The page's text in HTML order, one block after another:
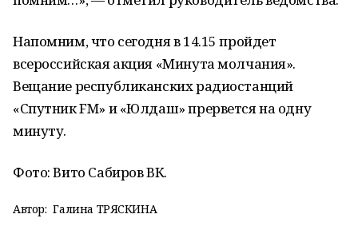
Напомним, что сегодня в 14.15 пройдет
всероссийская акция «Минута молчания».
Вещание республиканских радиостанций
«Спутник FM» и «Юлдаш» прервется на одну
минуту.
Фото: Вито Сабиров ВК.
Автор: Галина ТРЯСКИНА